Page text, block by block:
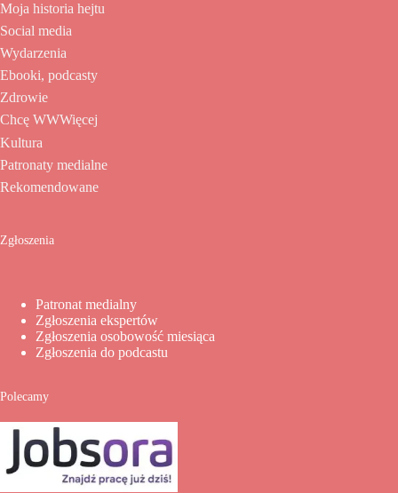
Moja historia hejtu
Social media
Wydarzenia
Ebooki, podcasty
Zdrowie
Chcę WWWięcej
Kultura
Patronaty medialne
Rekomendowane
Zgłoszenia
Patronat medialny
Zgłoszenia ekspertów
Zgłoszenia osobowość miesiąca
Zgłoszenia do podcastu
Polecamy